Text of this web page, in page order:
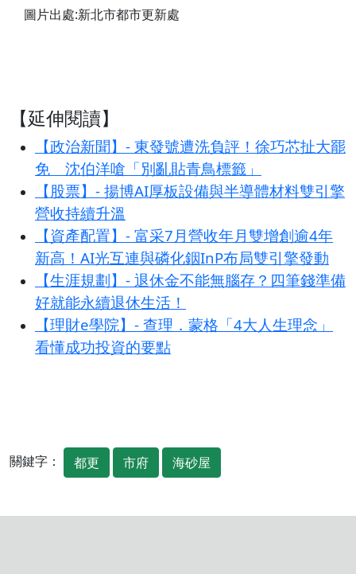
圖片出處:新北市都市更新處
【延伸閱讀】
【政治新聞】- 東發號遭洗負評！徐巧芯扯大罷
免 沈伯洋嗆「別亂貼青鳥標籤」
【股票】- 揚博AI厚板設備與半導體材料雙引擎
營收持續升溫
【資產配置】- 富采7月營收年月雙增創逾4年
新高！AI光互連與磷化銦InP布局雙引擎發動
【生涯規劃】- 退休金不能無腦存？四筆錢準備
好就能永續退休生活！
【理財e學院】- 查理．蒙格「4大人生理念」
看懂成功投資的要點
關鍵字： 都更 市府 海砂屋